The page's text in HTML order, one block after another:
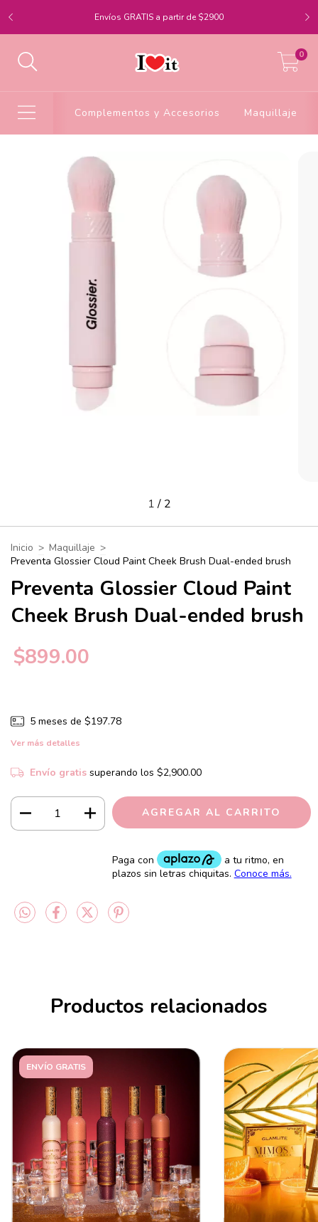
Envíos GRATIS a partir de $2900
0
Complementos y Accesorios Maquillaje
1/ 2
Inicio > Maquillaje >
Preventa Glossier Cloud Paint Cheek Brush Dual-ended brush
Preventa Glossier Cloud Paint
Cheek Brush Dual-ended brush
$899.00
5 meses de $197.78
Ver más detalles
Envío gratis superando los $2,900.00
Productos relacionados
ENVÍO GRATIS